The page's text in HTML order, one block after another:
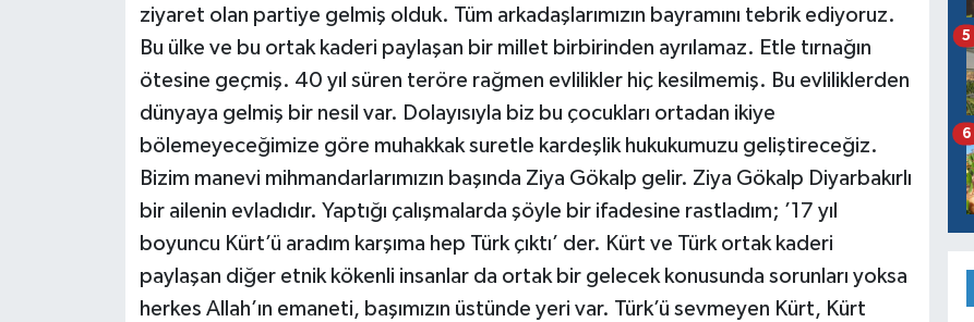
ziyaret olan partiye gelmiş olduk. Tüm arkadaşlarımızın bayramını tebrik ediyoruz.
Bu ülke ve bu ortak kaderi paylaşan bir millet birbirinden ayrılamaz. Etle tırnağın
ötesine geçmiş. 40 yıl süren teröre rağmen evlilikler hiç kesilmemiş. Bu evliliklerden
dünyaya gelmiş bir nesil var. Dolayısıyla biz bu çocukları ortadan ikiye
bölemeyeceğimize göre muhakkak suretle kardeşlik hukukumuzu geliştireceğiz.
Bizim manevi mihmandarlarımızın başında Ziya Gökalp gelir. Ziya Gökalp Diyarbakırlı
bir ailenin evladıdır. Yaptığı çalışmalarda şöyle bir ifadesine rastladım; ’17 yıl
boyuncu Kürt’ü aradım karşıma hep Türk çıktı’ der. Kürt ve Türk ortak kaderi
paylaşan diğer etnik kökenli insanlar da ortak bir gelecek konusunda sorunları yoksa
herkes Allah’ın emaneti, başımızın üstünde yeri var. Türk’ü sevmeyen Kürt, Kürt
5
6